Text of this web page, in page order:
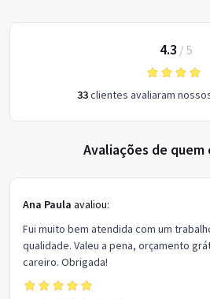
4.3 / 5
33clientes avaliaram
Avaliações de
Ana Paula avaliou:
Fui muito bem atendida com um
qualidade. Valeu a pena, orçamento
careiro. Obrigada!